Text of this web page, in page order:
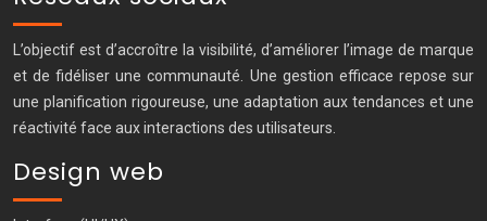
L’objectif est d’accroître la visibilité, d’améliorer l’image de marque
et de fidéliser une communauté. Une gestion efficace repose sur
une planification rigoureuse, une adaptation aux tendances et une
réactivité face aux interactions des utilisateurs.
Design web